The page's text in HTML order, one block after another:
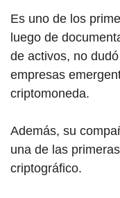
Es uno de los
luego de
de activos, no
empresas
criptomoneda.
Además, su
una de las
criptográfico.